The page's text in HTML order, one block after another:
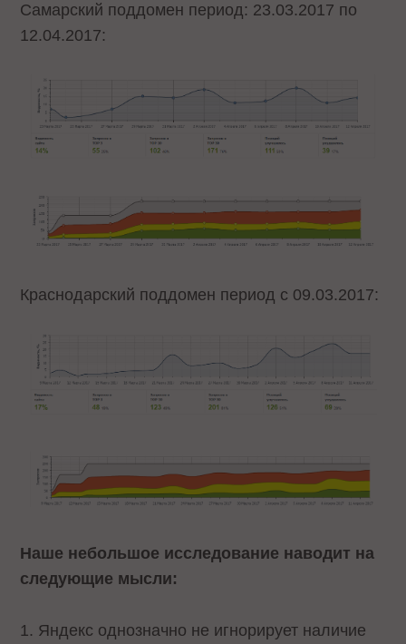
Самарский поддомен период: 23.03.2017 по
12.04.2017:
Краснодарский поддомен период с 09.03.2017:
Наше небольшое исследование наводит на
следующие мысли:
1. Яндекс однозначно не игнорирует наличие